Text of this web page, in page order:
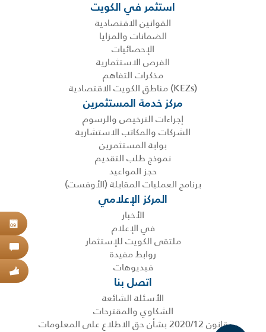
استثمر في الكويت
القوانين الاقتصادية
الضمانات والمزايا
الإحصائيات
الفرص الاستثمارية
مذكرات التفاهم
(KEZs) مناطق الكويت الاقتصادية
مركز خدمة المستثمرين
إجراءات الترخيص والرسوم
الشركات والمكاتب الاستشارية
بوابة المستثمرين
نموذج طلب التقديم
حجز المواعيد
برنامج العمليات المقابلة (الأوفست)
المركز الإعلامي
الأخبار
في الإعلام
ملتقى الكويت للإستثمار
روابط مفيدة
فيديوهات
اتصل بنا
الأسئلة الشائعة
الشكاوي والمقترحات
قانون 2020/12 بشأن حق الاطلاع على المعلومات
09